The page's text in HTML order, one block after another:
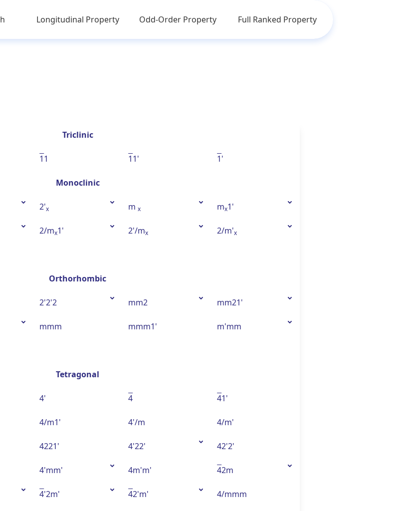
Longitudinal Property Odd-Order Property Full Ranked Property
Triclinic
11 11' 1'
Monoclinic
2'x mx mx1'
2/mx1' 2'/mx 2/m'x
Orthorhombic
2'2'2 mm2 mm21'
mmm mmm1' m'mm
Tetragonal
4' 4 41'
4/m1' 4'/m 4/m'
4221' 4'22' 42'2'
4'mm' 4m'm' 42m
4'2m' 42'm' 4/mmm